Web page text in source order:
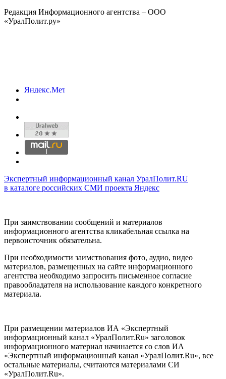
Редакция Информационного агентства – ООО
«УралПолит.ру»
Экспертный информационный канал УралПолит.RU
в каталоге российских СМИ проекта Яндекс
При заимствовании сообщений и материалов
информационного агентства кликабельная ссылка на
первоисточник обязательна.
При необходимости заимствования фото, аудио, видео
материалов, размещенных на сайте информационного
агентства необходимо запросить письменное согласие
правообладателя на использование каждого конкретного
материала.
При размещении материалов ИА «Экспертный
информационный канал «УралПолит.Ru» заголовок
информационного материал начинается со слов ИА
«Экспертный информационный канал «УралПолит.Ru», все
остальные материалы, считаются материалами СИ
«УралПолит.Ru».